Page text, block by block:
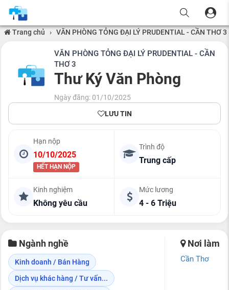
Trang chủ › VĂN PHÒNG TỎNG ĐẠI LÝ PRUDENTIAL - CẦN THƠ 3
VĂN PHÒNG TỎNG ĐẠI LÝ PRUDENTIAL - CẦN
THƠ 3
Thư Ký Văn Phòng
Ngày đăng: 01/10/2025
LƯU TIN
Hạn nộp
10/10/2025
HẾT HẠN NỘP
Trình độ
Trung cấp
Kinh nghiệm
Không yêu cầu
Mức lương
4 - 6 Triệu
Ngành nghề
Kinh doanh / Bán Hàng
Dịch vụ khác hàng / Tư vấn...
Nơi làm
Cần Thơ